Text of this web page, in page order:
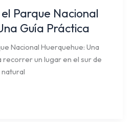
Parque Nacional
Guía Práctica
Nacional Huerquehue: Una
recorrer un lugar en el sur de